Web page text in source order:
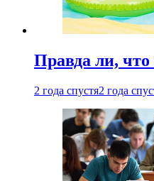
Правда ли,
2 года спустя2 года